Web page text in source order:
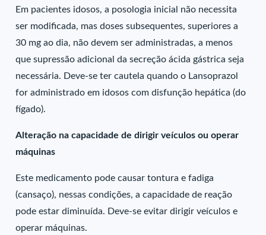
Em pacientes idosos, a posologia inicial não necessita
ser modificada, mas doses subsequentes, superiores a
30 mg ao dia, não devem ser administradas, a menos
que supressão adicional da secreção ácida gástrica seja
necessária. Deve-se ter cautela quando o Lansoprazol
for administrado em idosos com disfunção hepática (do
fígado).
Alteração na capacidade de dirigir veículos ou operar
máquinas
Este medicamento pode causar tontura e fadiga
(cansaço), nessas condições, a capacidade de reação
pode estar diminuída. Deve-se evitar dirigir veículos e
operar máquinas.